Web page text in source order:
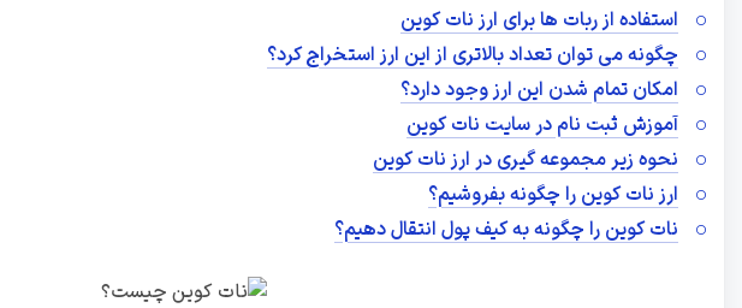
استفاده از ربات ها برای ارز نات کوین
چگونه می توان تعداد بالاتری از این ارز استخراج کرد؟
امکان تمام شدن این ارز وجود دارد؟
آموزش ثبت نام در سایت نات کوین
نحوه زیر مجموعه گیری در ارز نات کوین
ارز نات کوین را چگونه بفروشیم؟
نات کوین را چگونه به کیف پول انتقال دهیم؟